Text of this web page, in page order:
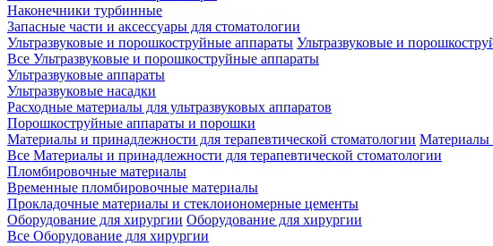
Наконечники турбинные
Запасные части и аксессуары для стоматологии
Ультразвуковые и порошкоструйные аппараты Ультразвуковые и
Все Ультразвуковые и порошкоструйные аппараты
Ультразвуковые аппараты
Ультразвуковые насадки
Расходные материалы для ультразвуковых аппаратов
Порошкоструйные аппараты и порошки
Материалы и принадлежности для терапевтической стоматологии Материалы
Все Материалы и принадлежности для терапевтической стоматологии
Пломбировочные материалы
Временные пломбировочные материалы
Прокладочные материалы и стеклоиономерные цементы
Оборудование для хирургии Оборудование для хирургии
Все Оборудование для хирургии